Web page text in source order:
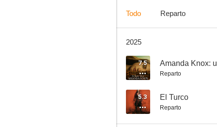
7.1
Todo Reparto
2025
7.5
Reparto
5.3 El Turco
Reparto